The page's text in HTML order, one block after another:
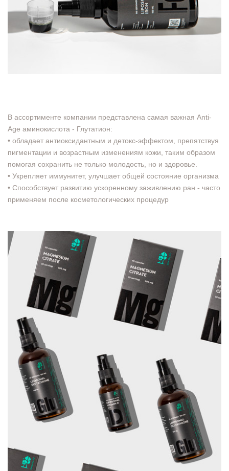
В ассортименте компании представлена самая важная Anti-
Age аминокислота - Глутатион:
• обладает антиоксидантным и детокс-эффектом, препятствуя
пигментации и возрастным изменениям кожи, таким образом
помогая сохранить не только молодость, но и здоровье.
• Укрепляет иммунитет, улучшает общей состояние организма
• Способствует развитию ускоренному заживлению ран - часто
применяем после косметологических процедур